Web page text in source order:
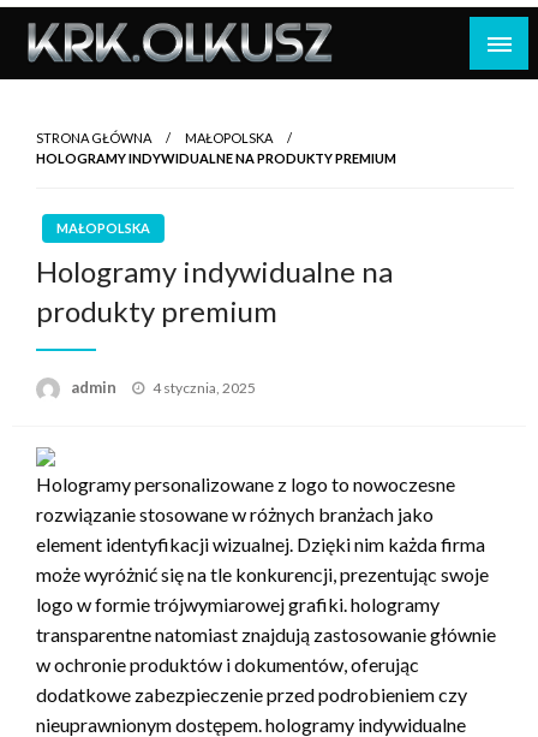
Skip
content
STRONA GŁÓWNA
MAŁOPOLSKA
HOLOGRAMY INDYWIDUALNE NA PRODUKTY PREMIUM
MAŁOPOLSKA
Hologramy indywidualne na
produkty premium
admin
Opublikowane
4 stycznia, 2025
Hologramy personalizowane z logo to nowoczesne
rozwiązanie stosowane w różnych branżach jako
element identyfikacji wizualnej. Dzięki nim każda firma
może wyróżnić się na tle konkurencji, prezentując swoje
logo w formie trójwymiarowej grafiki. hologramy
transparentne natomiast znajdują zastosowanie głównie
w ochronie produktów i dokumentów, oferując
dodatkowe zabezpieczenie przed podrobieniem czy
nieuprawnionym dostępem. hologramy indywidualne